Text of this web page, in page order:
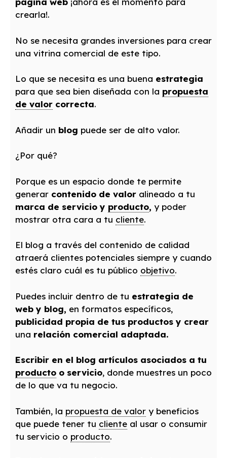
crearla!.
No se necesita grandes inversiones para crear
una vitrina comercial de este tipo.
Lo que se necesita es una buena estrategia
para que sea bien diseñada con la propuesta
de valor correcta.
Añadir un blog puede ser de alto valor.
¿Por qué?
Porque es un espacio donde te permite
generar contenido de valor alineado a tu
marca de servicio y producto, y poder
mostrar otra cara a tu cliente.
El blog a través del contenido de calidad
atraerá clientes potenciales siempre y cuando
estés claro cuál es tu público objetivo.
Puedes incluir dentro de tu estrategia de
web y blog, en formatos específicos,
publicidad propia de tus productos y crear
una relación comercial adaptada.
Escribir en el blog artículos asociados a tu
producto o servicio, donde muestres un poco
de lo que va tu negocio.
También, la propuesta de valor y beneficios
que puede tener tu cliente al usar o consumir
tu servicio o producto.